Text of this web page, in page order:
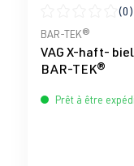
Note moyenne
(0)
BAR-TEK®
VAG X-haft-
BAR-TEK®
Prêt à être